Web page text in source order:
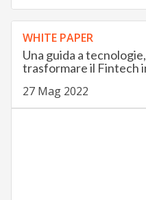
WHITE PAPER
Una guida a
trasformare il Fintech
27 Mag 2022